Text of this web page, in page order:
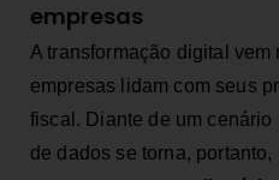
empresas
A transformação digital vem
empresas lidam com seus
fiscal. Diante de um
de dados se torna,